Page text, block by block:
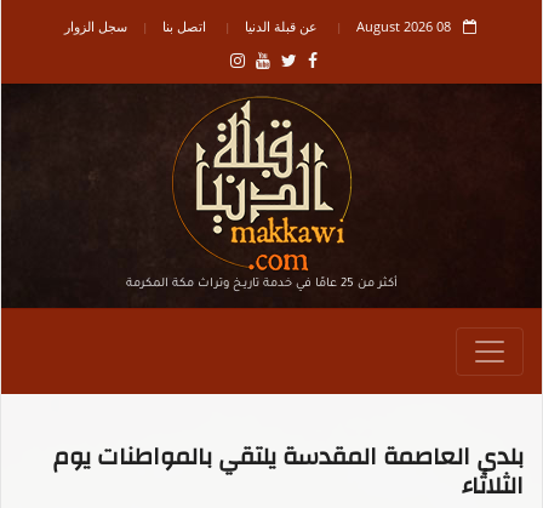
08 August 2026 عن قبلة الدنيا اتصل بنا سجل الزوار
أكثر من 25 عامًا في خدمة تاريـخ وتراث مكة المكرمة
بلدي العاصمة المقدسة يلتقي بالمواطنات يوم
الثلاثاء